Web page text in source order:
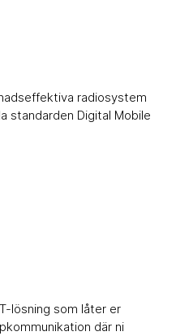
radiosystem
standarden Digital Mobile
lösning som låter er
där ni